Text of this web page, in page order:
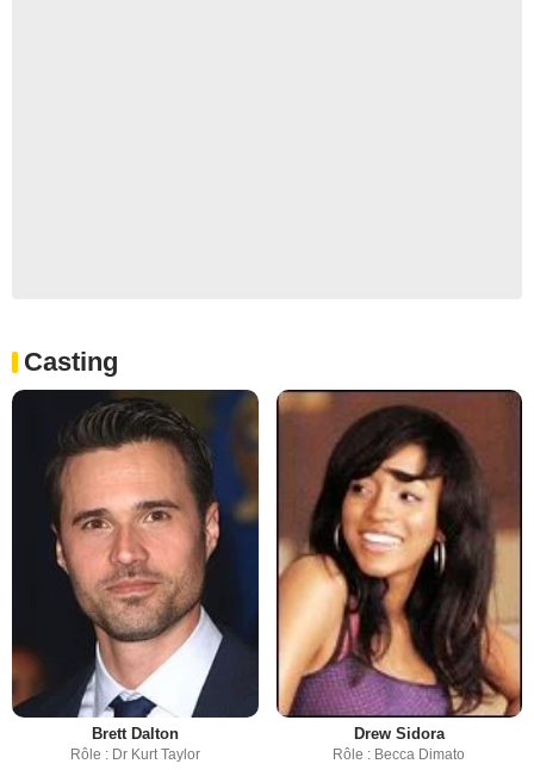
Casting
Brett Dalton
Rôle : Dr Kurt Taylor
Drew Sidora
Rôle : Becca Dimato